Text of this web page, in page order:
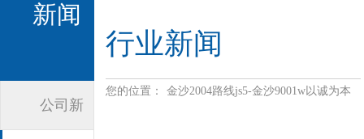
新闻
公司新
行业新闻
您的位置： 金沙2004路线js5-金沙9001w以诚为本